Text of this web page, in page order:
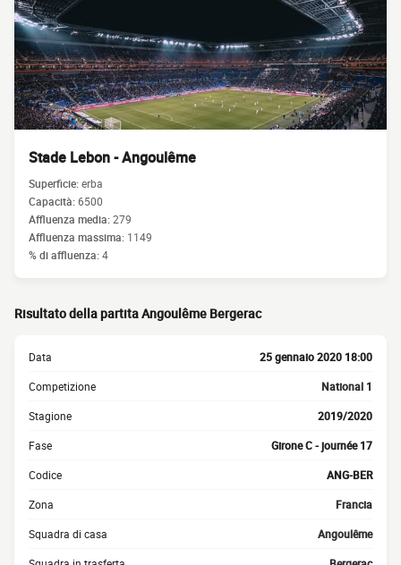
Stade Lebon - Angoulême
Superficie:erba
Capacità:6500
Affluenza media:279
Affluenza massima: 1149
% di affluenza:4
Risultato della partita Angoulême Bergerac
Data 25 gennaio 2020 18:00
Competizione National 1
Stagione 2019/2020
Fase Girone C - journée 17
Codice ANG-BER
Zona Francia
Squadra di casa Angoulême